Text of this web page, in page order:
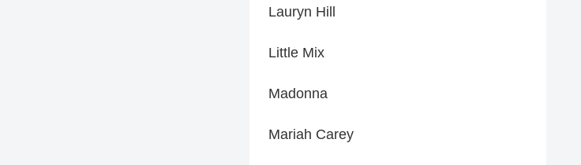
Lauryn Hill
Little Mix
Madonna
Mariah Carey